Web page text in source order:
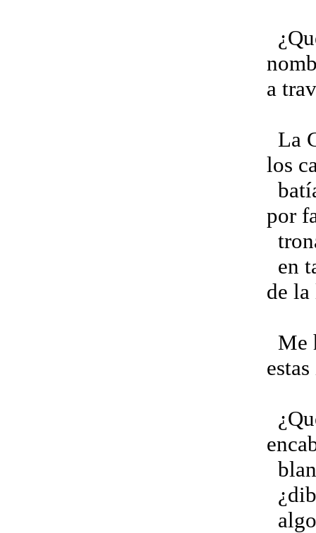
a
La
los
por
en
de
Me